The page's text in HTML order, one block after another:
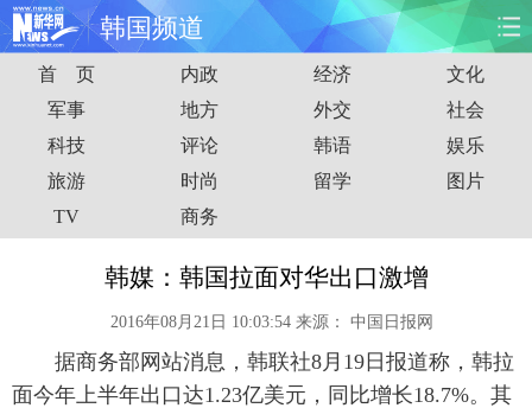
韩国频道
首页 时政 国际 财经
娱乐 体育 人事 教育
时尚 思客
台湾 华人
能源 房产
图片 视频 彩票 食品
首 页 内政 经济
文化
军事
地方 外交
社会
科技
评论 韩语
娱乐
旅游
时尚 留学
图片
TV
商务
韩媒：韩国拉面对华出口激增
2016年08月21日 10:03:54 来源： 中国日报网
据商务部网站消息，韩联社8月19日报道称，韩拉
面今年上半年出口达1.23亿美元，同比增长18.7%。其